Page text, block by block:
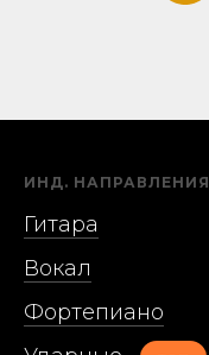
ИНД. НАПРАВЛЕНИЯ
Гитара
Вокал
Фортепиано